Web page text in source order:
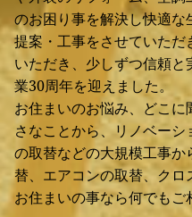
のお困り事を解決し快適
提案・工事をさせていた
いただき、少しずつ信頼
業30周年を迎えました。
お住まいのお悩み、どこ
さなことから、リノベー
の取替などの大規模工事
替、エアコンの取替、クロ
お住まいの事なら何でもご